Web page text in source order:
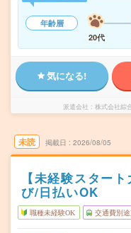
年齢層
20代
気になる!
派遣会社 株式会社綜
未読 掲載日 2026/08/05
【未経験スター
び/日払いOK
職種未経験OK 交通費別途